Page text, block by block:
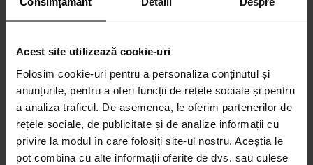
Acest site utilizează cookie-uri
Folosim cookie-uri pentru a personaliza conținutul și
anunțurile, pentru a oferi funcții de rețele sociale și pentru
a analiza traficul. De asemenea, le oferim partenerilor de
rețele sociale, de publicitate și de analize informații cu
privire la modul în care folosiți site-ul nostru. Aceștia le
pot combina cu alte informații oferite de dvs. sau culese
Credit 100% Online prin UniCredit
Consumer Financing IF.N. S.A.
CALCULEAZĂ RATA